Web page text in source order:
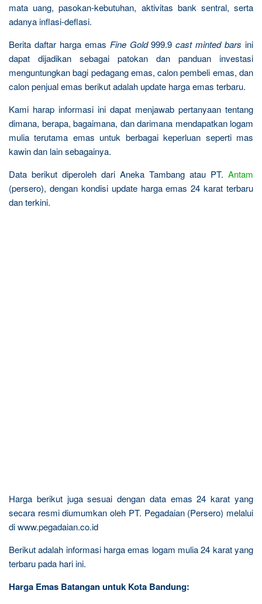
mata uang, pasokan-kebutuhan, aktivitas bank sentral, serta
adanya inflasi-deflasi.
Berita daftar harga emas Fine Gold999.9cast minted barsini
dapat dijadikan sebagai patokan dan panduan investasi
menguntungkan bagi pedagang emas, calon pembeli emas, dan
calon penjual emas berikut adalah update harga emas terbaru.
Kami harap informasi ini dapat menjawab pertanyaan tentang
dimana, berapa, bagaimana, dan darimana mendapatkan logam
mulia terutama emas untuk berbagai keperluan seperti mas
kawin dan lain sebagainya.
Data berikut diperoleh dari Aneka Tambang atau PT. Antam
(persero), dengan kondisi update harga emas 24 karat terbaru
dan terkini.
Harga berikut juga sesuai dengan data emas 24 karat yang
secara resmi diumumkan oleh PT. Pegadaian (Persero) melalui
di www.pegadaian.co.id
Berikut adalah informasi harga emas logam mulia 24 karat yang
terbaru pada hari ini.
Harga Emas Batangan untuk Kota Bandung: